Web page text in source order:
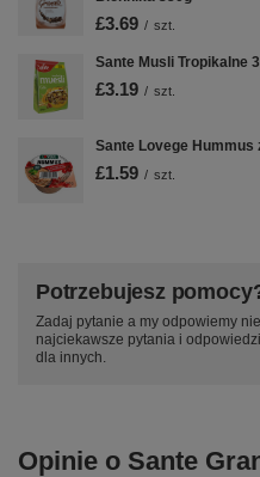
£3.69 / szt.
Sante Musli Tropikalne
£3.19 / szt.
Sante Lovege Hummus
£1.59 / szt.
Potrzebujesz
Zadaj pytanie a my odpowiemy
najciekawsze pytania i
dla innych.
Opinie o Sante